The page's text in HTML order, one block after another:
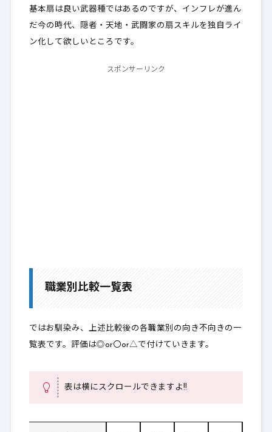
基本扇は良い武器種ではあるのですが、インフレが進ん
だ今の時代、隠者・天地・武闘家の扇スキルを独自ライ
ン化して欲しいところです。
スポンサーリンク
職業別比較一覧表
ではお馴染み、上述比較後の各職業別の向き不向きの一
覧表です。評価は◎or〇or△で付けていきます。
表は横にスクロールできますよ!!